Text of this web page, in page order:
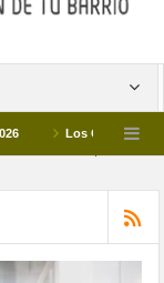
Los Campus de